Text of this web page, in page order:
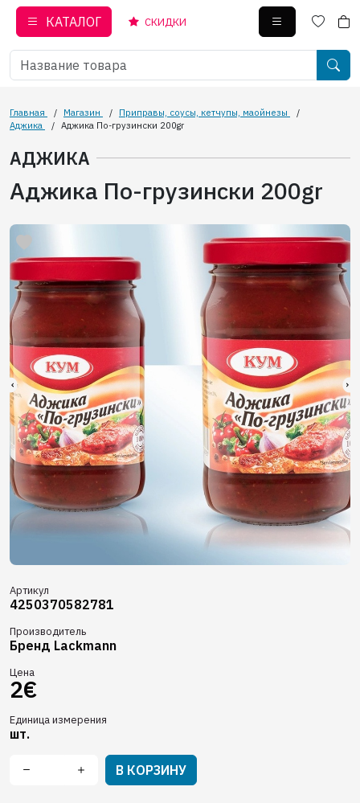
КАТАЛОГ СКИДКИ
Главная / Магазин / Приправы, соусы, кетчупы, маойнезы
/
Аджика
/ Аджика По-грузински 200gr
АДЖИКА
Аджика По-грузински 200gr
Артикул
4250370582781
Производитель
Бренд Lackmann
Цена
2€
Единица измерения
шт.
В КОРЗИНУ